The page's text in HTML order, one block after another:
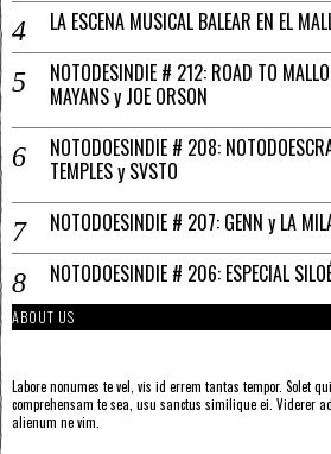
LA ESCENA MUSICAL BALEAR EN EL
NOTODESINDIE # 212: ROAD TO
MAYANS y JOE ORSON
NOTODOESINDIE # 208:
TEMPLES y SVSTO
NOTODOESINDIE # 207: GENN y LA
NOTODOESINDIE # 206: ESPECIAL
ABOUT US
Labore nonumes te vel, vis id errem tantas tempor. Solet
comprehensam te sea, usu sanctus similique ei. Viderer
alienum ne vim.